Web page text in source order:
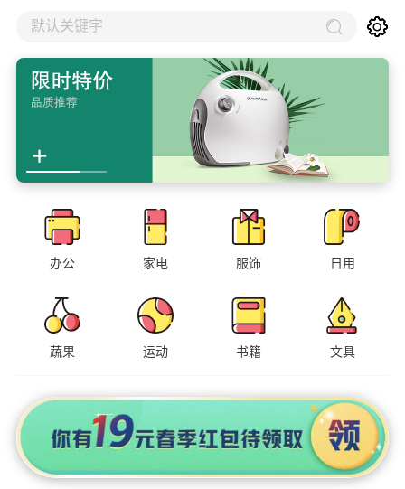
默认关键字
办公 家电 服饰 日用
蔬果 运动 书籍 文具